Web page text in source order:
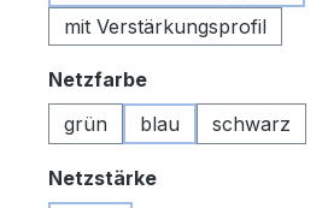
mit Verstärkungsprofil
Netzfarbeauswählen
grün
blau schwarz
Netzstärkeauswählen